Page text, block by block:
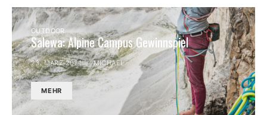
OUTDOOR
Salewa: Alpine Campus Gewinnspiel
23. MÄRZ 2021 MICHAEL
MEHR